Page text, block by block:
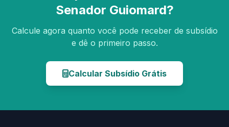
Senador Guiomard?
Calcule agora quanto você pode receber de subsídio
e dê o primeiro passo.
Calcular Subsídio Grátis